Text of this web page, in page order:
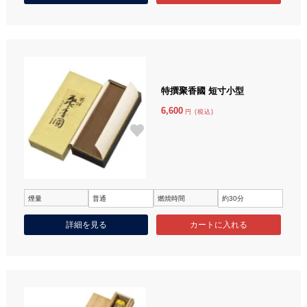
特撰聚香國 短寸小型
6,600 円 (税込)
煙量 普通 燃焼時間 約30分
詳細を見る